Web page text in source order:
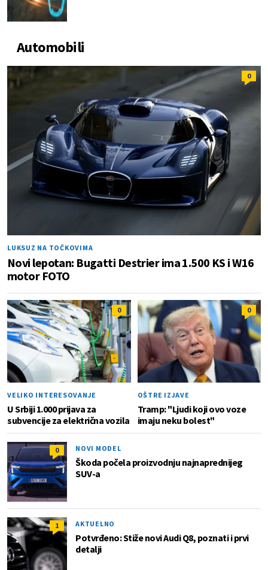
Automobili
0
LUKSUZ NA TOČKOVIMA
Novi lepotan: Bugatti Destrier ima 1.500 KS i W16
motor FOTO
0
VELIKO INTERESOVANJE
U Srbiji 1.000 prijava za
subvencije za električna vozila
0
OŠTRE IZJAVE
Tramp: "Ljudi koji ovo voze
imaju neku bolest"
0 NOVI MODEL
Škoda počela proizvodnju najnaprednijeg
SUV-a
1 AKTUELNO
Potvrđeno: Stiže novi Audi Q8, poznati i prvi
detalji